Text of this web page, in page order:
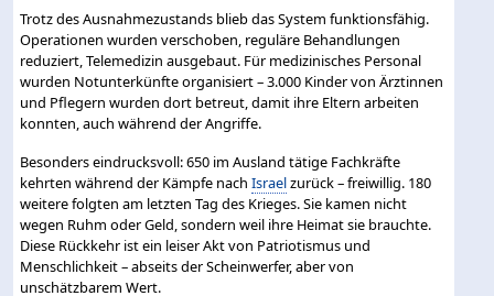
Trotz des Ausnahmezustands blieb das System funktionsfähig.
Operationen wurden verschoben, reguläre Behandlungen
reduziert, Telemedizin ausgebaut. Für medizinisches Personal
wurden Notunterkünfte organisiert – 3.000 Kinder von Ärztinnen
und Pflegern wurden dort betreut, damit ihre Eltern arbeiten
konnten, auch während der Angriffe.
Besonders eindrucksvoll: 650 im Ausland tätige Fachkräfte
kehrten während der Kämpfe nachIsraelzurück – freiwillig. 180
weitere folgten am letzten Tag des Krieges. Sie kamen nicht
wegen Ruhm oder Geld, sondern weil ihre Heimat sie brauchte.
Diese Rückkehr ist ein leiser Akt von Patriotismus und
Menschlichkeit – abseits der Scheinwerfer, aber von
unschätzbarem Wert.